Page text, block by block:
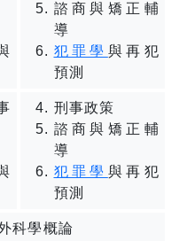
諮商與矯正輔
導
犯罪學 與再犯
預測
刑事政策
諮商與矯正輔
導
犯罪學 與再犯
預測
科學概論